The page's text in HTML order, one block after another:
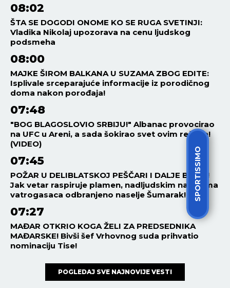
SPORTISSIMO
08:02
ŠTA SE DOGODI ONOME KO SE RUGA SVETINJI:
Vladika Nikolaj upozorava na cenu ljudskog
podsmeha
08:00
MAJKE ŠIROM BALKANA U SUZAMA ZBOG EDITE:
Isplivale srceparajuće informacije iz porodičnog
doma nakon porođaja!
07:48
"BOG BLAGOSLOVIO SRBIJU!" Albanac provocirao
na UFC u Areni, a sada šokirao svet ovim rečima!
(VIDEO)
07:45
POŽAR U DELIBLATSKOJ PEŠČARI I DALJE BUKTI!
Jak vetar raspiruje plamen, nadljudskim naporima
vatrogasaca odbranjeno naselje Šumarak!
07:27
MAĐAR OTKRIO KOGA ŽELI ZA PREDSEDNIKA
MAĐARSKE! Bivši šef Vrhovnog suda prihvatio
nominaciju Tise!
POGLEDAJ SVE NAJNOVIJE VESTI